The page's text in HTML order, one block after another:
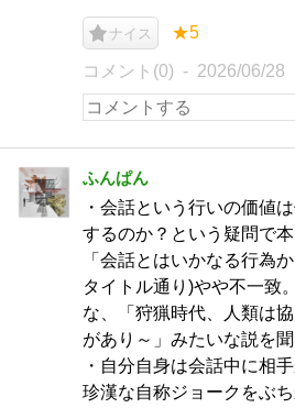
ナイス ★5
コメント(0) 2026/06/28
ふんぱん
・会話という行いの価値
するのか？という疑問で
「会話とはいかなる行為
タイトル通り)やや不一致
な、「狩猟時代、人類は
があり～」みたいな説を
・自分自身は会話中に相
珍漢な自称ジョークをぶ